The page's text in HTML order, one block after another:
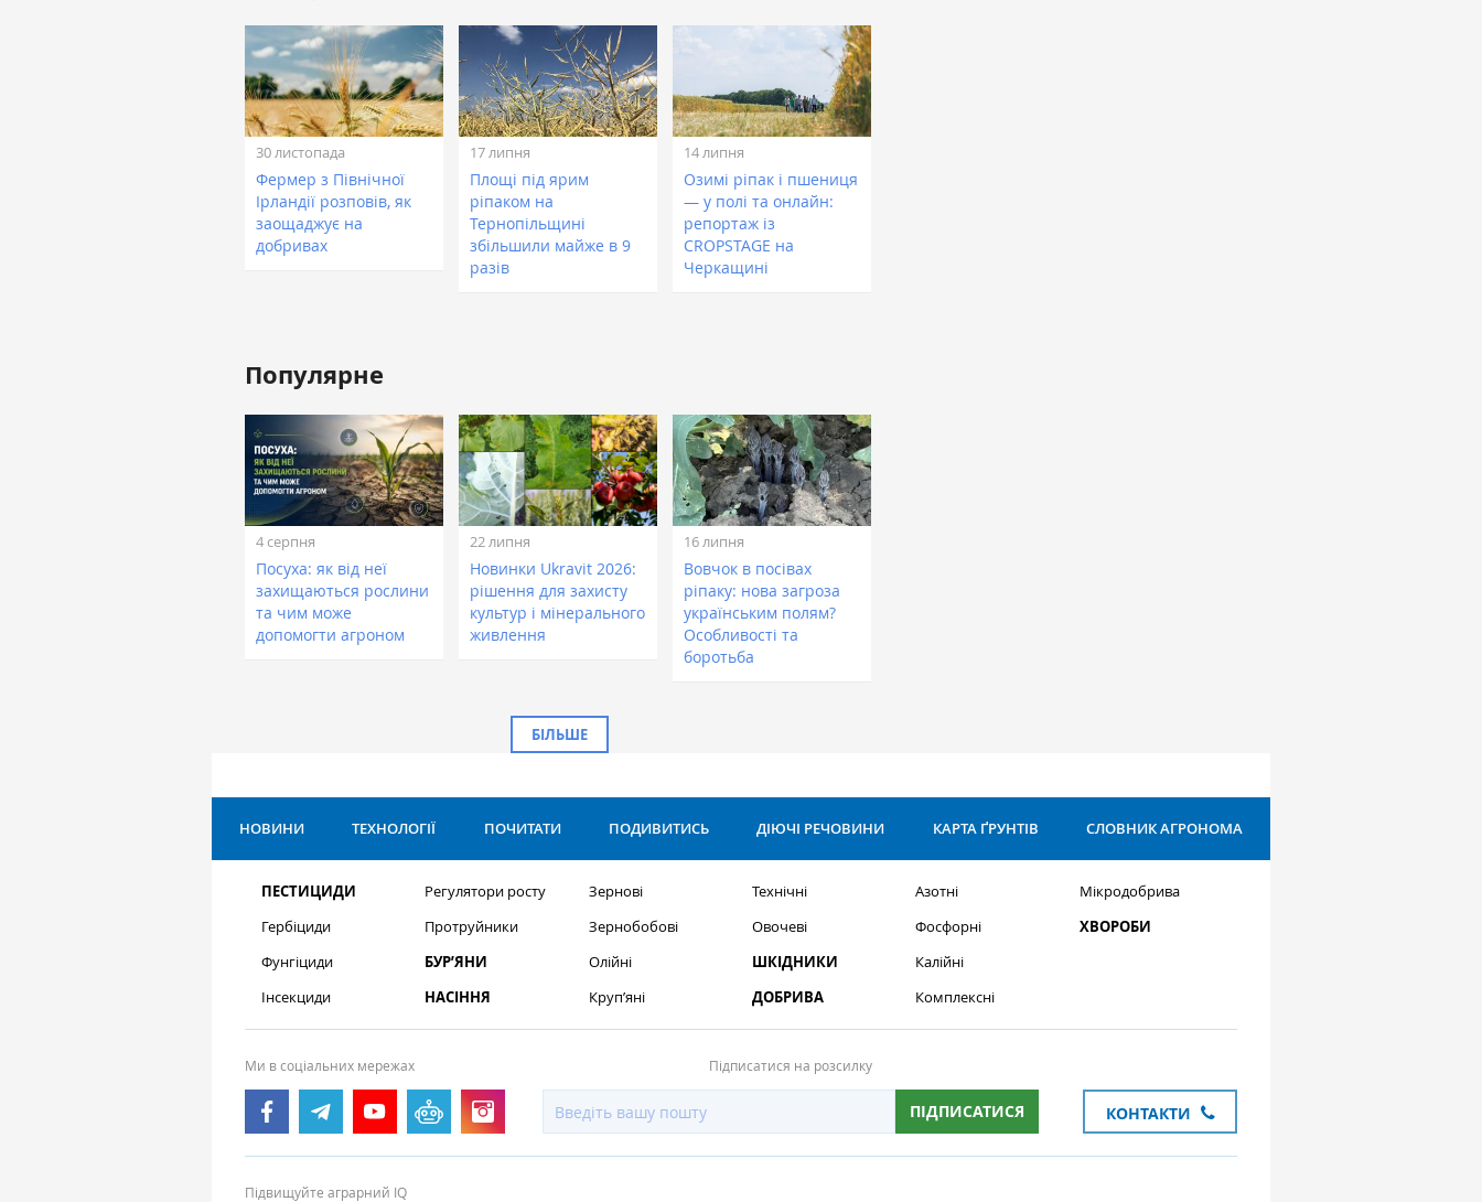
30 листопада
Фермер з Північної
Ірландії розповів, як
заощаджує на
добривах
17 липня
Площі під ярим
ріпаком на
Тернопільщині
збільшили майже в 9
разів
14 липня
Озимі ріпак і пшениця
— у полі та онлайн:
репортаж із
CROPSTAGE на
Черкащині
Популярне
4 серпня
Посуха: як від неї
захищаються рослини
та чим може
допомогти агроном
22 липня
Новинки Ukravit 2026:
рішення для захисту
культур і мінерального
живлення
16 липня
Вовчок в посівах
ріпаку: нова загроза
українським полям?
Особливості та
боротьба
БІЛЬШЕ
НОВИНИ ТЕХНОЛОГІЇ ПОЧИТАТИ ПОДИВИТИСЬ ДІЮЧІ РЕЧОВИНИ КАРТА ҐРУНТІВ СЛОВНИК АГРОНОМА
ПЕСТИЦИДИ
Гербіциди
Фунгіциди
Інсекциди
Регулятори росту
Протруйники
БУР’ЯНИ
НАСІННЯ
Зернові
Зернобобові
Олійні
Круп’яні
Технічні
Овочеві
ШКІДНИКИ
ДОБРИВА
Азотні
Фосфорні
Калійні
Комплексні
Мікродобрива
ХВОРОБИ
Ми в соціальних мережах Підписатися на розсилку
ПІДПИСАТИСЯ КОНТАКТИ
Підвищуйте аграрний IQ